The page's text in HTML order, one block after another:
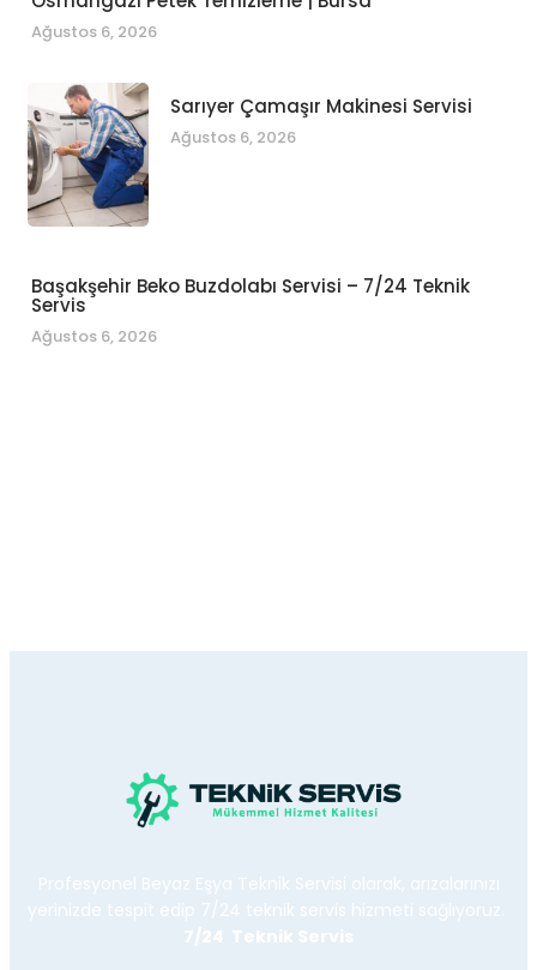
Ağustos 6, 2026
Sarıyer Çamaşır Makinesi Servisi
Ağustos 6, 2026
Başakşehir Beko Buzdolabı Servisi – 7/24 Teknik
Servis
Ağustos 6, 2026
Profesyonel Beyaz Eşya Teknik Servisi olarak, arızalarınızı
yerinizde tespit edip 7/24 teknik servis hizmeti sağlıyoruz.
7/24 Teknik Servis